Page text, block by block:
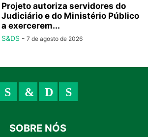
Projeto autoriza servidores do
Judiciário e do Ministério Público
a exercerem...
S&DS - 7 de agosto de 2026
SOBRE NÓS